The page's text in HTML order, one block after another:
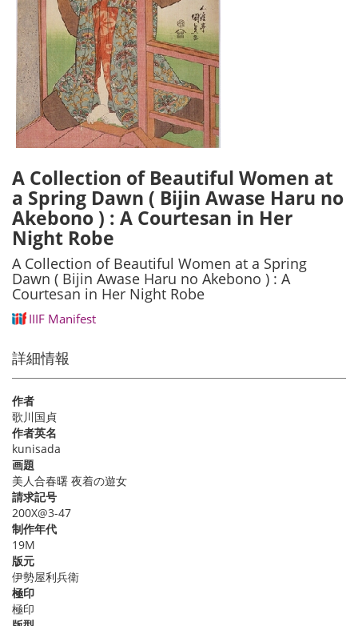
A Collection of Beautiful Women at
a Spring Dawn ( Bijin Awase Haru no
Akebono ) : A Courtesan in Her
Night Robe
A Collection of Beautiful Women at a Spring
Dawn ( Bijin Awase Haru no Akebono ) : A
Courtesan in Her Night Robe
IIIF Manifest
詳細情報
作者
歌川国貞
作者英名
kunisada
画題
美人合春曙 夜着の遊女
請求記号
200X@3-47
制作年代
19M
版元
伊勢屋利兵衛
極印
極印